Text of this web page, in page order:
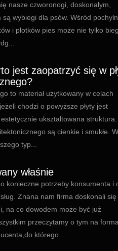
nasze czworonogi, doskonałym,
wybiegi dla psów. Wśród
i płotków pies może nie tylko
jest zaopatrzyć się w
to materiał użytkowany w celach
chodzi o powyższe płyty jest
ukształtowana struktura.
są cienkie i smukłe.
typ...
właśnie
konieczne potrzeby konsumenta i
Znana nam firma doskonali się
na co dowodem może być już
przeczytamy o tym na
którego...